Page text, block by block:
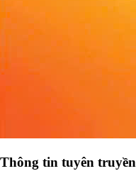
Thông tin tuyên truyền